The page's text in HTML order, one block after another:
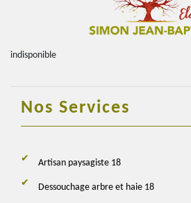
indisponible
Nos Services
Artisan paysagiste 18
Dessouchage arbre et haie 18